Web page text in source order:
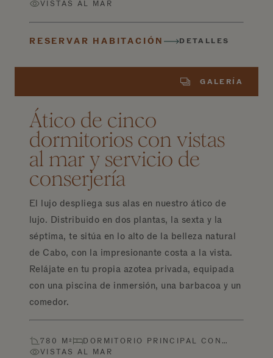
VISTAS AL MAR
RESERVAR HABITACIÓN DETALLES
GALERÍA
Ático de cinco
dormitorios con vistas
al mar y servicio de
conserjería
El lujo despliega sus alas en nuestro ático de
lujo. Distribuido en dos plantas, la sexta y la
séptima, te sitúa en lo alto de la belleza natural
de Cabo, con la impresionante costa a la vista.
Relájate en tu propia azotea privada, equipada
con una piscina de inmersión, una barbacoa y un
comedor.
780 M²
DORMITORIO PRINCIPAL CON…
VISTAS AL MAR